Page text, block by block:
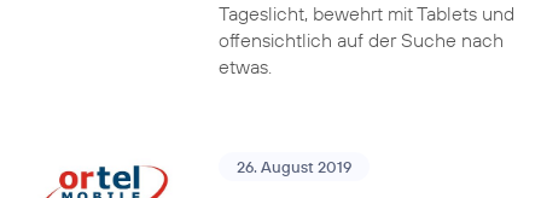
Tageslicht, bewehrt mit Tablets und
offensichtlich auf der Suche nach
etwas.
26. August 2019